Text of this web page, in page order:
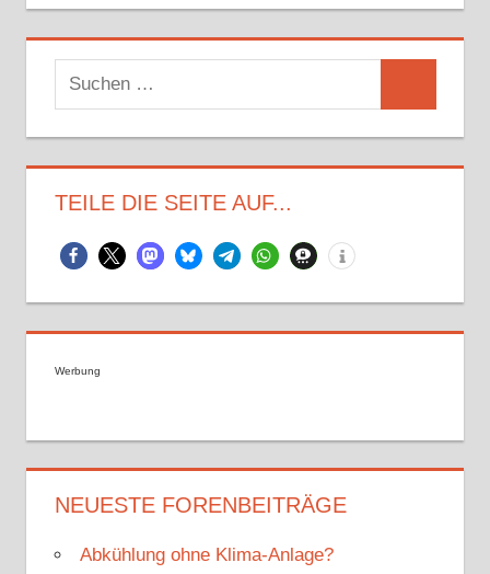
Suchen
nach:
TEILE DIE SEITE AUF...
Werbung
NEUESTE FORENBEITRÄGE
Abkühlung ohne Klima-Anlage?